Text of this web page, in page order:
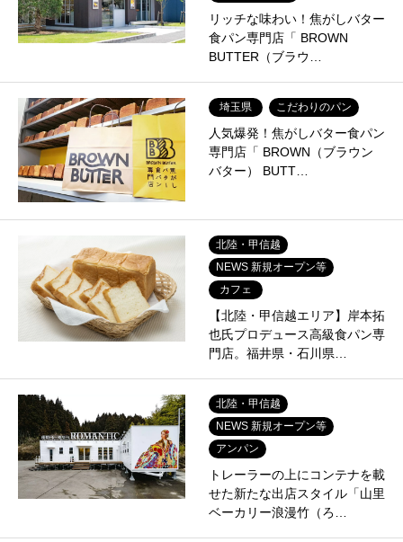
リッチな味わい！焦がしバター
食パン専門店「 BROWN
BUTTER（ブラウ…
埼玉県 こだわりのパン
人気爆発！焦がしバター食パン
専門店「 BROWN（ブラウン
バター） BUTT…
北陸・甲信越
NEWS 新規オープン等
カフェ
【北陸・甲信越エリア】岸本拓
也氏プロデュース高級食パン専
門店。福井県・石川県…
北陸・甲信越
NEWS 新規オープン等
アンパン
トレーラーの上にコンテナを載
せた新たな出店スタイル「山里
ベーカリー浪漫竹（ろ…